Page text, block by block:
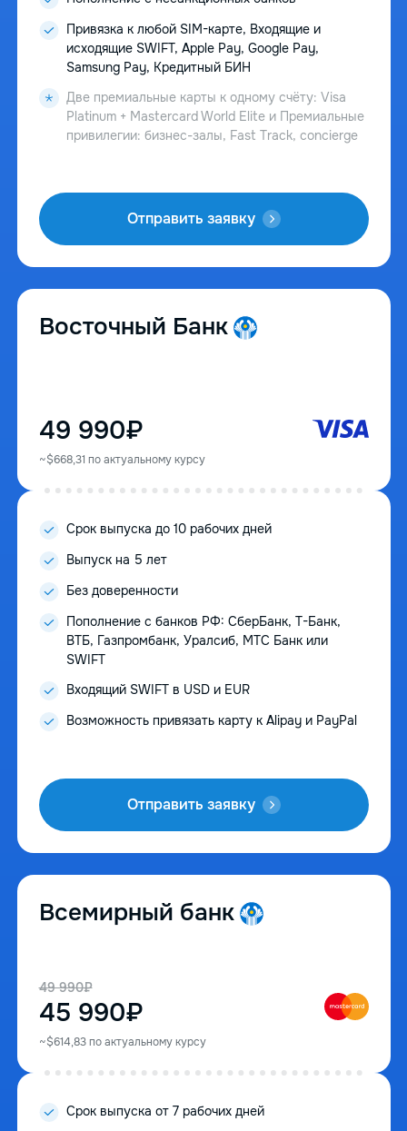
Привязка к любой SIM-карте, Входящие и
исходящие SWIFT, Apple Pay, Google Pay,
Samsung Pay, Кредитный БИН
Две премиальные карты к одному счёту: Visa
Platinum + Mastercard World Elite и Премиальные
привилегии: бизнес-залы, Fast Track, concierge
Отправить заявку
Восточный Банк
49 990₽
~$668,31 по актуальному курсу
Срок выпуска до 10 рабочих дней
Выпуск на 5 лет
Без доверенности
Пополнение с банков РФ: СберБанк, Т-Банк,
ВТБ, Газпромбанк, Уралсиб, МТС Банк или
SWIFT
Входящий SWIFT в USD и EUR
Возможность привязать карту к Alipay и PayPal
Отправить заявку
Всемирный банк
45 990₽
49 990₽
~$614,83 по актуальному курсу
Срок выпуска от 7 рабочих дней